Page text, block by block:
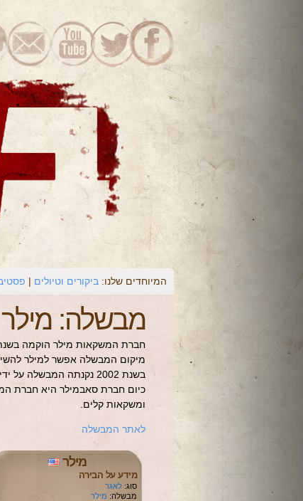
המיוחדים שלנו: ביקורים וטיולים
מבשלה: מילר
חברת המשקאות מילר הוקמה בשנת 1855, ע"י פרדריק מילר בעמק מנומוני שבמילוואקי,
מיקום המבשלה אפשר למילר
בשנת 2002 נקנתה המבשלה על ידי חברת 'מבשלות דרום אפריקה', שהקימה את חברת סאבמילר.
כיום חברת סאבמילר היא חברת
ומשקאות קלים.
לאתר המבשלה
מילר
מידע על הבירה
סוג: לאגר
מבשלה: מילר